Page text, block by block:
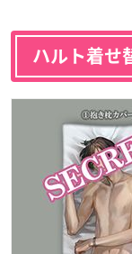
ハルト着せ